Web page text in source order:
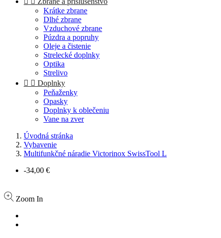
Krátke zbrane
Dlhé zbrane
Vzduchové zbrane
Púzdra a popruhy
Oleje a čistenie
Strelecké doplnky
Optika
Strelivo
  Doplnky
Peňaženky
Opasky
Doplnky k oblečeniu
Vane na zver
Úvodná stránka
Vybavenie
Multifunkčné náradie Victorinox SwissTool L
-34,00 €
Zoom In